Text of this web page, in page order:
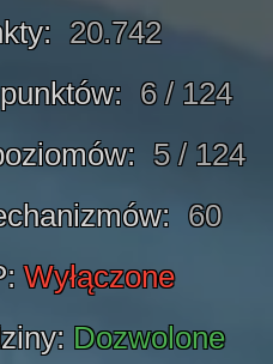
20.742
6 / 124
5 / 124
60
Wyłączone
Dozwolone